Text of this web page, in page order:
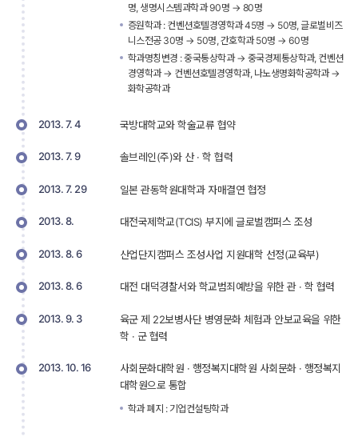
명, 생명시스템과학과 90명 → 80명
증원학과 : 컨벤션호텔경영학과 45명 → 50명, 글로벌비즈
니스전공 30명 → 50명, 간호학과 50명 → 60명
학과명칭변경 : 중국통상학과 → 중국경제통상학과, 컨벤션
경영학과 → 컨벤션호텔경영학과, 나노생명화학공학과 →
화학공학과
2013. 7. 4 국방대학교와 학술교류 협약
2013. 7. 9 솔브레인(주)와 산 · 학 협력
2013. 7. 29 일본 관동학원대학과 자매결연 협정
2013. 8. 대전국제학교(TCIS) 부지에 글로벌캠퍼스 조성
2013. 8. 6 산업단지캠퍼스 조성사업 지원대학 선정(교육부)
2013. 8. 6 대전 대덕경찰서와 학교범죄예방을 위한 관 · 학 협력
2013. 9. 3
육군 제 22보병사단 병영문화 체험과 안보교육을 위한
학 · 군 협력
2013. 10. 16
사회문화대학원 · 행정복지대학원 사회문화 · 행정복지
대학원으로 통합
학과 폐지 : 기업컨설팅학과